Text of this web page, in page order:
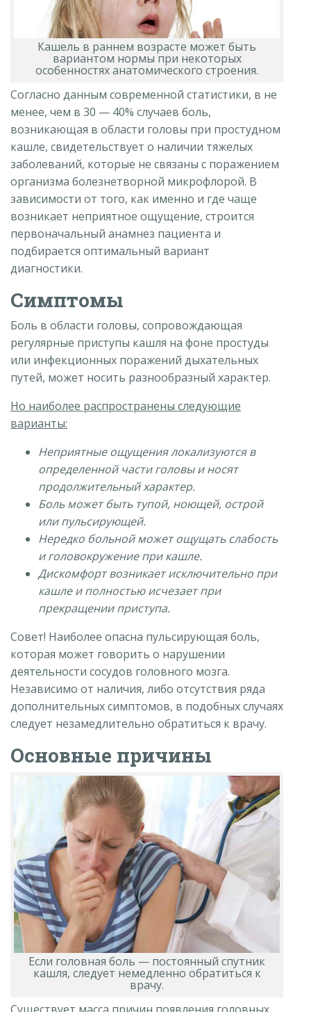
Кашель в раннем возрасте может быть
вариантом нормы при некоторых
особенностях анатомического строения.
Согласно данным современной статистики, в не
менее, чем в 30 — 40% случаев боль,
возникающая в области головы при простудном
кашле, свидетельствует о наличии тяжелых
заболеваний, которые не связаны с поражением
организма болезнетворной микрофлорой. В
зависимости от того, как именно и где чаще
возникает неприятное ощущение, строится
первоначальный анамнез пациента и
подбирается оптимальный вариант
диагностики.
Симптомы
Боль в области головы, сопровождающая
регулярные приступы кашля на фоне простуды
или инфекционных поражений дыхательных
путей, может носить разнообразный характер.
Но наиболее распространены следующие
варианты:
Неприятные ощущения локализуются в
определенной части головы и носят
продолжительный характер.
Боль может быть тупой, ноющей, острой
или пульсирующей.
Нередко больной может ощущать слабость
и головокружение при кашле.
Дискомфорт возникает исключительно при
кашле и полностью исчезает при
прекращении приступа.
Совет! Наиболее опасна пульсирующая боль,
которая может говорить о нарушении
деятельности сосудов головного мозга.
Независимо от наличия, либо отсутствия ряда
дополнительных симптомов, в подобных случаях
следует незамедлительно обратиться к врачу.
Основные причины
Если головная боль — постоянный спутник
кашля, следует немедленно обратиться к
врачу.